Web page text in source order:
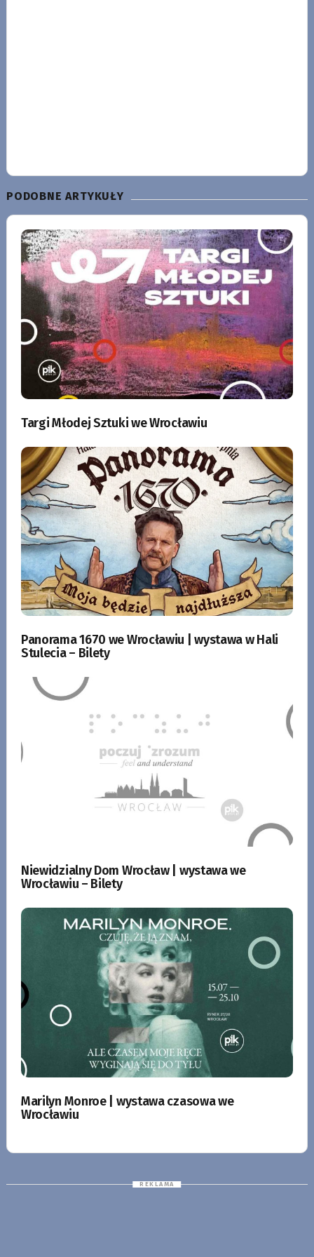
PODOBNE ARTYKUŁY
Targi Młodej Sztuki we Wrocławiu
Panorama 1670 we Wrocławiu | wystawa w Hali
Stulecia – Bilety
Niewidzialny Dom Wrocław | wystawa we
Wrocławiu – Bilety
Marilyn Monroe | wystawa czasowa we
Wrocławiu